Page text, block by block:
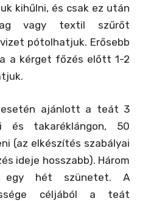
kihűlni, és csak ez után
vagy textil szűrőt
pótolhatjuk. Erősebb
a kérget főzés előtt 1-2
esetén ajánlott a teát 3
és takaréklángon, 50
(az elkészítés szabályai
ideje hosszabb). Három
hét szünetet. A
céljából a teát